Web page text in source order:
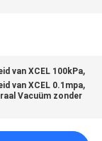
van XCEL 100kPa,
van XCEL 0.1mpa,
Vacuüm zonder